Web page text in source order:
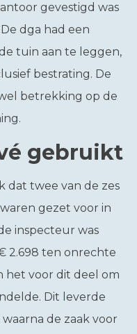
gevestigd was
dga had een
tuin aan te leggen,
bestrating. De
betrekking op de
gebruikt
dat twee van de zes
gezet voor in
inspecteur was
2.698 ten onrechte
het voor dit deel om
Dit leverde
de zaak voor